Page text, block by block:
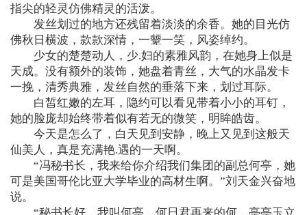
指尖的轻灵仿佛精灵的活泼。
发丝划过的地方还残留着淡淡的余香。她的目光仿
佛秋日横波，款款深情，一颦一笑，风姿绰约。
少女的楚楚动人，少.妇的素雅风韵，在她身上似是
天成。没有额外的装饰，她盘着青丝，大气的水晶发卡
一挽，清秀典雅，发丝自然的垂落下来，划过耳际。
白皙红嫩的左耳，隐约可以看见带着小小的耳钉，
她的脸庞却始终带着似有若无的微笑，明眸皓齿。
今天是怎么了，白天见到安静，晚上又见到这般天
仙美人，真是充满艳.遇的一天啊。
“冯秘书长，我来给你介绍我们集团的副总何亭，她
可是美国哥伦比亚大学毕业的高材生啊。”刘天金兴奋地
说。